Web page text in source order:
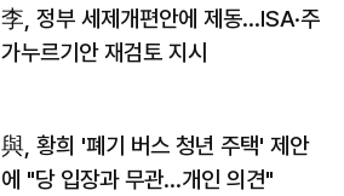
李, 정부 세제개편안에 제동…ISA·주
가누르기안 재검토 지시
與, 황희 '폐기 버스 청년 주택' 제안
에 "당 입장과 무관…개인 의견"